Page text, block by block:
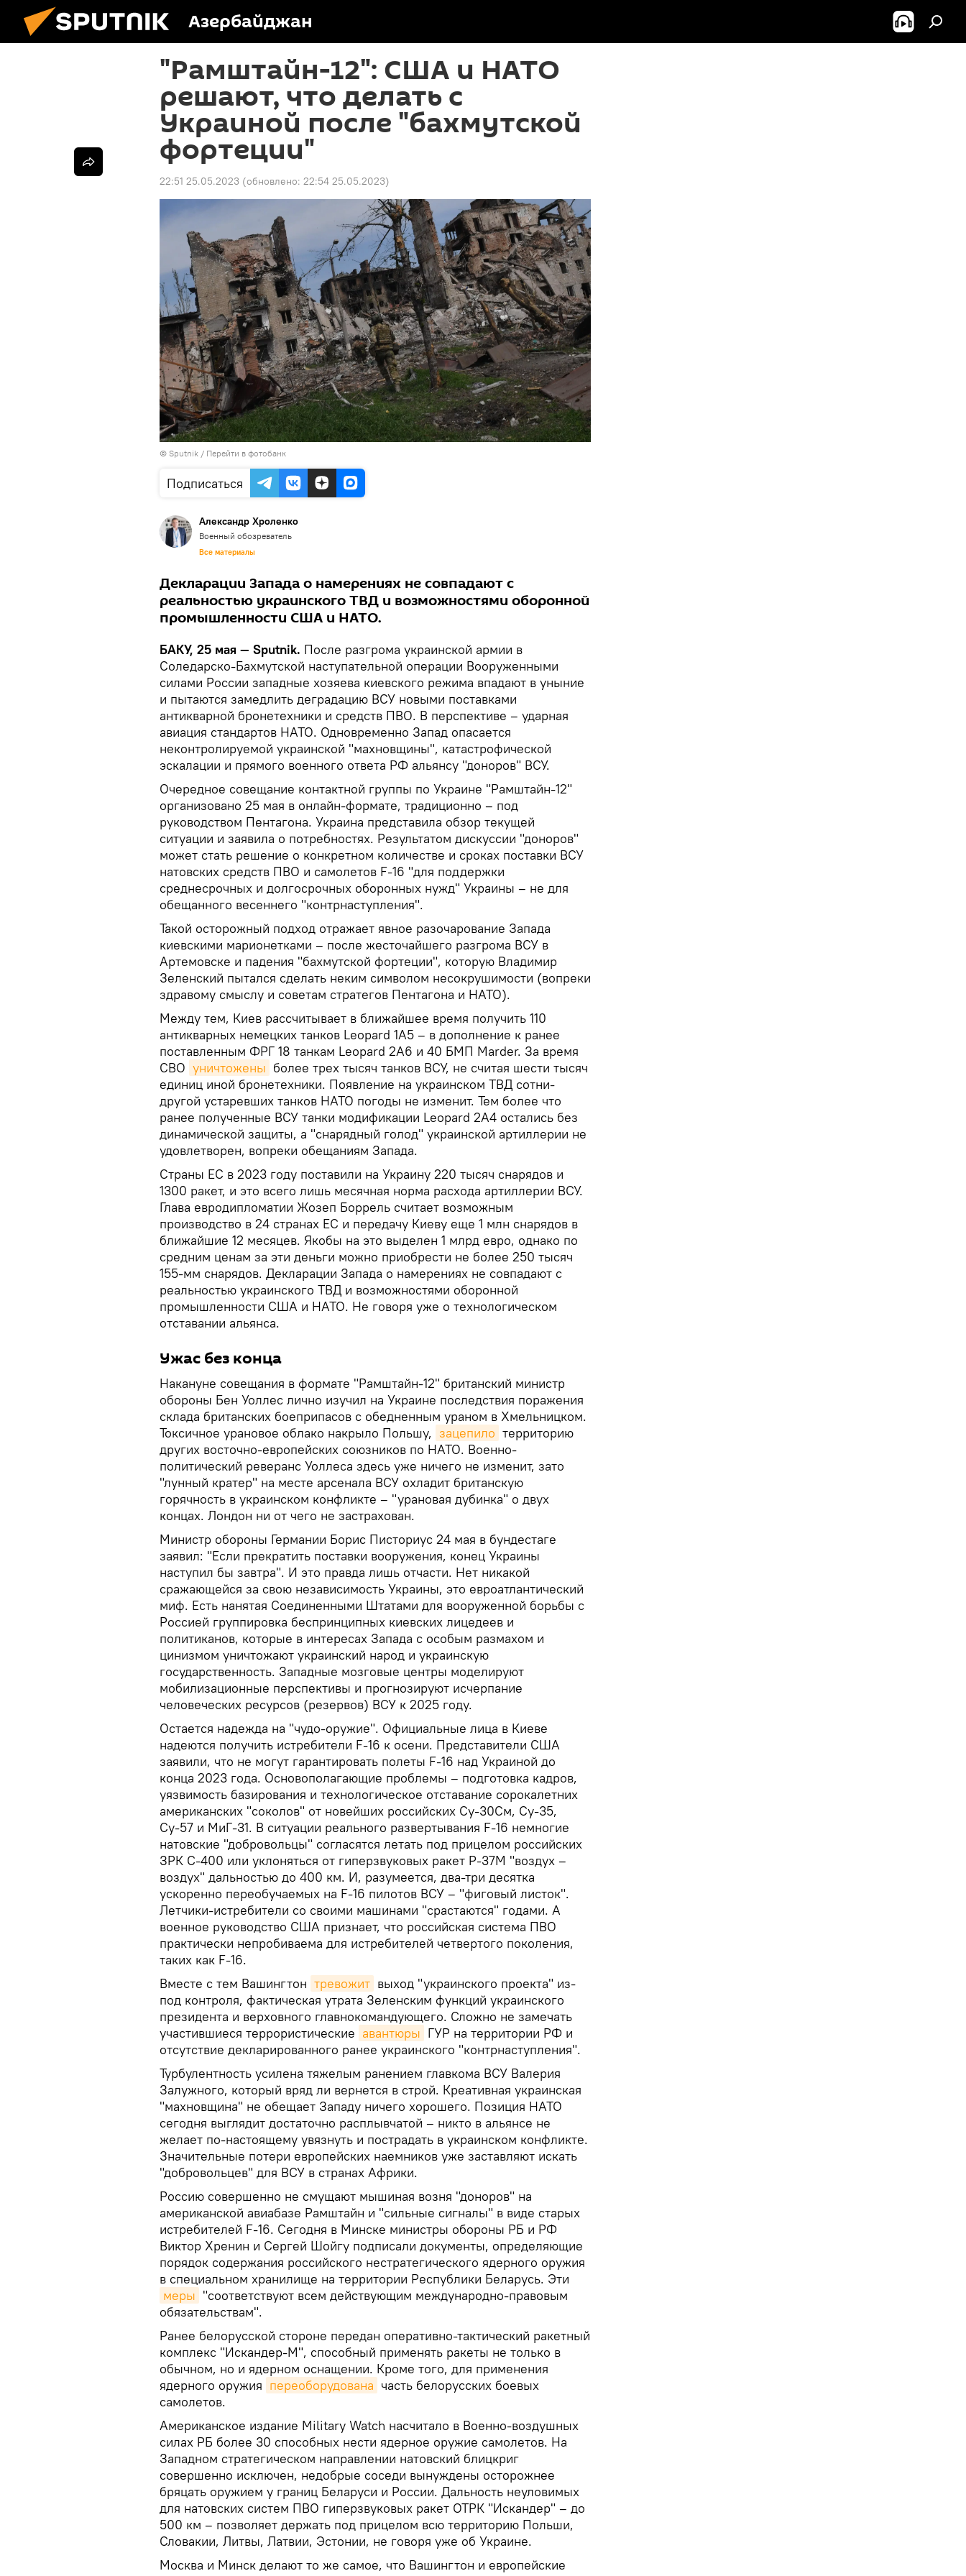
Азербайджан
"Рамштайн-12": США и НАТО
решают, что делать с
Украиной после "бахмутской
фортеции"
22:51 25.05.2023 (обновлено: 22:54 25.05.2023)
© Sputnik / Перейти в фотобанк
Подписаться
Александр Хроленко
Военный обозреватель
Все материалы
Декларации Запада о намерениях не совпадают с
реальностью украинского ТВД и возможностями оборонной
промышленности США и НАТО.
БАКУ, 25 мая — Sputnik. После разгрома украинской армии в
Соледарско-Бахмутской наступательной операции Вооруженными
силами России западные хозяева киевского режима впадают в уныние
и пытаются замедлить деградацию ВСУ новыми поставками
антикварной бронетехники и средств ПВО. В перспективе – ударная
авиация стандартов НАТО. Одновременно Запад опасается
неконтролируемой украинской "махновщины", катастрофической
эскалации и прямого военного ответа РФ альянсу "доноров" ВСУ.
Очередное совещание контактной группы по Украине "Рамштайн-12"
организовано 25 мая в онлайн-формате, традиционно – под
руководством Пентагона. Украина представила обзор текущей
ситуации и заявила о потребностях. Результатом дискуссии "доноров"
может стать решение о конкретном количестве и сроках поставки ВСУ
натовских средств ПВО и самолетов F-16 "для поддержки
среднесрочных и долгосрочных оборонных нужд" Украины – не для
обещанного весеннего "контрнаступления".
Такой осторожный подход отражает явное разочарование Запада
киевскими марионетками – после жесточайшего разгрома ВСУ в
Артемовске и падения "бахмутской фортеции", которую Владимир
Зеленский пытался сделать неким символом несокрушимости (вопреки
здравому смыслу и советам стратегов Пентагона и НАТО).
Между тем, Киев рассчитывает в ближайшее время получить 110
антикварных немецких танков Leopard 1A5 – в дополнение к ранее
поставленным ФРГ 18 танкам Leopard 2A6 и 40 БМП Marder. За время
СВО уничтожены более трех тысяч танков ВСУ, не считая шести тысяч
единиц иной бронетехники. Появление на украинском ТВД сотни-
другой устаревших танков НАТО погоды не изменит. Тем более что
ранее полученные ВСУ танки модификации Leopard 2А4 остались без
динамической защиты, а "снарядный голод" украинской артиллерии не
удовлетворен, вопреки обещаниям Запада.
Страны ЕС в 2023 году поставили на Украину 220 тысяч снарядов и
1300 ракет, и это всего лишь месячная норма расхода артиллерии ВСУ.
Глава евродипломатии Жозеп Боррель считает возможным
производство в 24 странах ЕС и передачу Киеву еще 1 млн снарядов в
ближайшие 12 месяцев. Якобы на это выделен 1 млрд евро, однако по
средним ценам за эти деньги можно приобрести не более 250 тысяч
155-мм снарядов. Декларации Запада о намерениях не совпадают с
реальностью украинского ТВД и возможностями оборонной
промышленности США и НАТО. Не говоря уже о технологическом
отставании альянса.
Ужас без конца
Накануне совещания в формате "Рамштайн-12" британский министр
обороны Бен Уоллес лично изучил на Украине последствия поражения
склада британских боеприпасов с обедненным ураном в Хмельницком.
Токсичное урановое облако накрыло Польшу, зацепило территорию
других восточно-европейских союзников по НАТО. Военно-
политический реверанс Уоллеса здесь уже ничего не изменит, зато
"лунный кратер" на месте арсенала ВСУ охладит британскую
горячность в украинском конфликте – "урановая дубинка" о двух
концах. Лондон ни от чего не застрахован.
Министр обороны Германии Борис Писториус 24 мая в бундестаге
заявил: "Если прекратить поставки вооружения, конец Украины
наступил бы завтра". И это правда лишь отчасти. Нет никакой
сражающейся за свою независимость Украины, это евроатлантический
миф. Есть нанятая Соединенными Штатами для вооруженной борьбы с
Россией группировка беспринципных киевских лицедеев и
политиканов, которые в интересах Запада с особым размахом и
цинизмом уничтожают украинский народ и украинскую
государственность. Западные мозговые центры моделируют
мобилизационные перспективы и прогнозируют исчерпание
человеческих ресурсов (резервов) ВСУ к 2025 году.
Остается надежда на "чудо-оружие". Официальные лица в Киеве
надеются получить истребители F-16 к осени. Представители США
заявили, что не могут гарантировать полеты F-16 над Украиной до
конца 2023 года. Основополагающие проблемы – подготовка кадров,
уязвимость базирования и технологическое отставание сорокалетних
американских "соколов" от новейших российских Су-30См, Су-35,
Су-57 и МиГ-31. В ситуации реального развертывания F-16 немногие
натовские "добровольцы" согласятся летать под прицелом российских
ЗРК С-400 или уклоняться от гиперзвуковых ракет Р-37М "воздух –
воздух" дальностью до 400 км. И, разумеется, два-три десятка
ускоренно переобучаемых на F-16 пилотов ВСУ – "фиговый листок".
Летчики-истребители со своими машинами "срастаются" годами. А
военное руководство США признает, что российская система ПВО
практически непробиваема для истребителей четвертого поколения,
таких как F-16.
Вместе с тем Вашингтон тревожит выход "украинского проекта" из-
под контроля, фактическая утрата Зеленским функций украинского
президента и верховного главнокомандующего. Сложно не замечать
участившиеся террористические авантюры ГУР на территории РФ и
отсутствие декларированного ранее украинского "контрнаступления".
Турбулентность усилена тяжелым ранением главкома ВСУ Валерия
Залужного, который вряд ли вернется в строй. Креативная украинская
"махновщина" не обещает Западу ничего хорошего. Позиция НАТО
сегодня выглядит достаточно расплывчатой – никто в альянсе не
желает по-настоящему увязнуть и пострадать в украинском конфликте.
Значительные потери европейских наемников уже заставляют искать
"добровольцев" для ВСУ в странах Африки.
Россию совершенно не смущают мышиная возня "доноров" на
американской авиабазе Рамштайн и "сильные сигналы" в виде старых
истребителей F-16. Сегодня в Минске министры обороны РБ и РФ
Виктор Хренин и Сергей Шойгу подписали документы, определяющие
порядок содержания российского нестратегического ядерного оружия
в специальном хранилище на территории Республики Беларусь. Эти
меры "соответствуют всем действующим международно-правовым
обязательствам".
Ранее белорусской стороне передан оперативно-тактический ракетный
комплекс "Искандер-М", способный применять ракеты не только в
обычном, но и ядерном оснащении. Кроме того, для применения
ядерного оружия переоборудована часть белорусских боевых
самолетов.
Американское издание Military Watch насчитало в Военно-воздушных
силах РБ более 30 способных нести ядерное оружие самолетов. На
Западном стратегическом направлении натовский блицкриг
совершенно исключен, недобрые соседи вынуждены осторожнее
бряцать оружием у границ Беларуси и России. Дальность неуловимых
для натовских систем ПВО гиперзвуковых ракет ОТРК "Искандер" – до
500 км – позволяет держать под прицелом всю территорию Польши,
Словакии, Литвы, Латвии, Эстонии, не говоря уже об Украине.
Москва и Минск делают то же самое, что Вашингтон и европейские